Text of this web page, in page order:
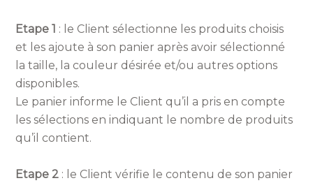
Etape 1 : le Client sélectionne les produits choisis
et les ajoute à son panier après avoir sélectionné
la taille, la couleur désirée et/ou autres options
disponibles.
Le panier informe le Client qu’il a pris en compte
les sélections en indiquant le nombre de produits
qu’il contient.
Etape 2 : le Client vérifie le contenu de son panier